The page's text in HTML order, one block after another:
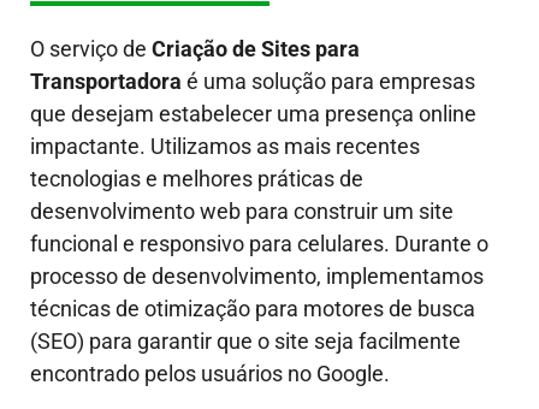
O serviço de Criação de Sites para
Transportadora é uma solução para empresas
que desejam estabelecer uma presença online
impactante. Utilizamos as mais recentes
tecnologias e melhores práticas de
desenvolvimento web para construir um site
funcional e responsivo para celulares. Durante o
processo de desenvolvimento, implementamos
técnicas de otimização para motores de busca
(SEO) para garantir que o site seja facilmente
encontrado pelos usuários no Google.